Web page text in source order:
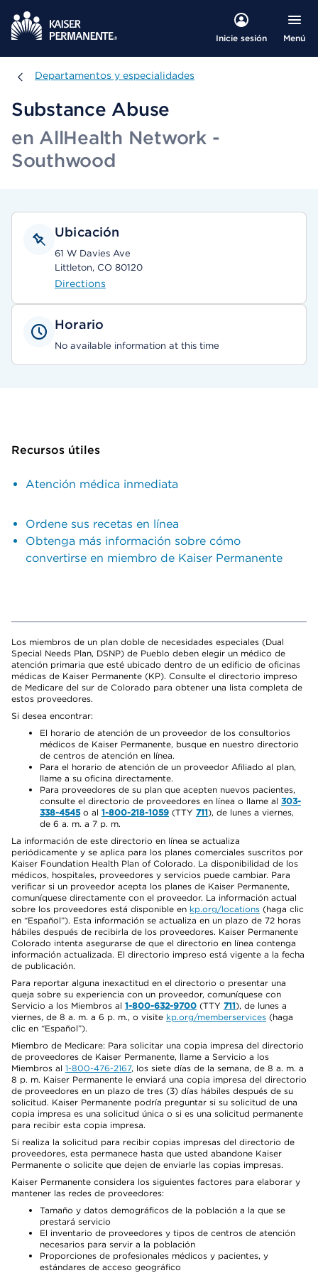
Inicie sesión Menú
Departamentos y especialidades
Departamentos y especialidades
Substance Abuse
en AllHealth Network -
Southwood
Ubicación
61 W Davies Ave
Littleton, CO 80120
Directions
Horario
No available information at this time
Recursos útiles
Atención médica inmediata
Ordene sus recetas en línea
Obtenga más información sobre cómo
convertirse en miembro de Kaiser Permanente
Los miembros de un plan doble de necesidades especiales (Dual
Special Needs Plan, DSNP) de Pueblo deben elegir un médico de
atención primaria que esté ubicado dentro de un edificio de oficinas
médicas de Kaiser Permanente (KP). Consulte el directorio impreso
de Medicare del sur de Colorado para obtener una lista completa de
estos proveedores.
Si desea encontrar:
El horario de atención de un proveedor de los consultorios
médicos de Kaiser Permanente, busque en nuestro directorio
de centros de atención en línea.
Para el horario de atención de un proveedor Afiliado al plan,
llame a su oficina directamente.
Para proveedores de su plan que acepten nuevos pacientes,
consulte el directorio de proveedores en línea o llame al 303-
338-4545o al 1-800-218-1059 (TTY 711), de lunes a viernes,
de 6 a. m. a 7 p. m.
La información de este directorio en línea se actualiza
periódicamente y se aplica para los planes comerciales suscritos por
Kaiser Foundation Health Plan of Colorado. La disponibilidad de los
médicos, hospitales, proveedores y servicios puede cambiar. Para
verificar si un proveedor acepta los planes de Kaiser Permanente,
comuníquese directamente con el proveedor. La información actual
sobre los proveedores está disponible en kp.org/locations (haga clic
en “Español”). Esta información se actualiza en un plazo de 72 horas
hábiles después de recibirla de los proveedores. Kaiser Permanente
Colorado intenta asegurarse de que el directorio en línea contenga
información actualizada. El directorio impreso está vigente a la fecha
de publicación.
Para reportar alguna inexactitud en el directorio o presentar una
queja sobre su experiencia con un proveedor, comuníquese con
Servicio a los Miembros al 1-800-632-9700 (TTY 711), de lunes a
viernes, de 8 a. m. a 6 p. m., o visite kp.org/memberservices (haga
clic en “Español”).
Miembro de Medicare: Para solicitar una copia impresa del directorio
de proveedores de Kaiser Permanente, llame a Servicio a los
Miembros al 1-800-476-2167, los siete días de la semana, de 8 a. m. a
8 p. m. Kaiser Permanente le enviará una copia impresa del directorio
de proveedores en un plazo de tres (3) días hábiles después de su
solicitud. Kaiser Permanente podría preguntar si su solicitud de una
copia impresa es una solicitud única o si es una solicitud permanente
para recibir esta copia impresa.
Si realiza la solicitud para recibir copias impresas del directorio de
proveedores, esta permanece hasta que usted abandone Kaiser
Permanente o solicite que dejen de enviarle las copias impresas.
Kaiser Permanente considera los siguientes factores para elaborar y
mantener las redes de proveedores:
Tamaño y datos demográficos de la población a la que se
prestará servicio
El inventario de proveedores y tipos de centros de atención
necesarios para servir a la población
Proporciones de profesionales médicos y pacientes, y
estándares de acceso geográfico